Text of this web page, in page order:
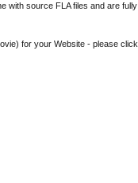
with source FLA files and are fully
for your Website - please click